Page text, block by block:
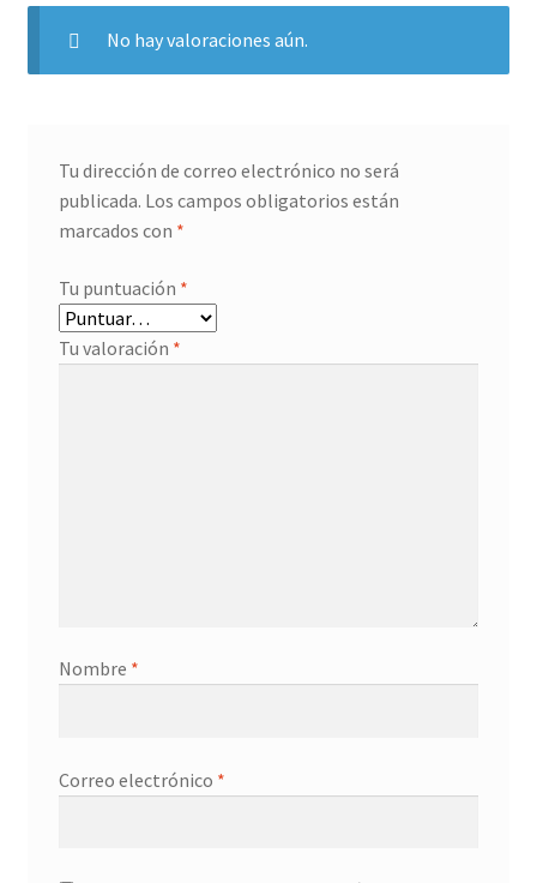
No hay valoraciones aún.
Tu dirección de correo electrónico no será
publicada. Los campos obligatorios están
marcados con *
Tu puntuación *
Tu valoración *
Nombre *
Correo electrónico *